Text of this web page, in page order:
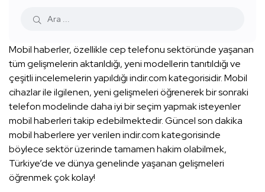
Mobil haberler, özellikle cep telefonu sektöründe yaşanan
tüm gelişmelerin aktarıldığı, yeni modellerin tanıtıldığı ve
çeşitli incelemelerin yapıldığı indir.com kategorisidir. Mobil
cihazlar ile ilgilenen, yeni gelişmeleri öğrenerek bir sonraki
telefon modelinde daha iyi bir seçim yapmak isteyenler
mobil haberleri takip edebilmektedir. Güncel son dakika
mobil haberlere yer verilen indir.com kategorisinde
böylece sektör üzerinde tamamen hakim olabilmek,
Türkiye’de ve dünya genelinde yaşanan gelişmeleri
öğrenmek çok kolay!